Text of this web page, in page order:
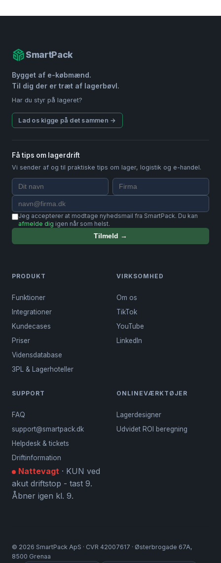
SmartPack
Bygget af e-købmænd.
Til dig der er træt af lagerbøvl.
Har du styr på lageret?
Lad os kigge på det sammen →
Få tips om lagerdrift
Vi sender af og til praktiske tips om lager, logistik og e-handel.
Jeg accepterer at modtage nyhedsmail fra SmartPack. Du kan
afmelde dig igen når som helst.
Tilmeld →
PRODUKT
Funktioner
Integrationer
Kundecases
Priser
Vidensdatabase
3PL & Lagerhoteller
VIRKSOMHED
Om os
TikTok
YouTube
LinkedIn
SUPPORT
FAQ
support@smartpack.dk
Helpdesk & tickets
Driftinformation
Nattevagt · KUN ved
akut driftstop - tast 9.
Åbner igen kl. 9.
ONLINEVÆRKTØJER
Lagerdesigner
Udvidet ROI beregning
© 2026 SmartPack ApS · CVR 42007617 · Østerbrogade 67A,
8500 Grenaa